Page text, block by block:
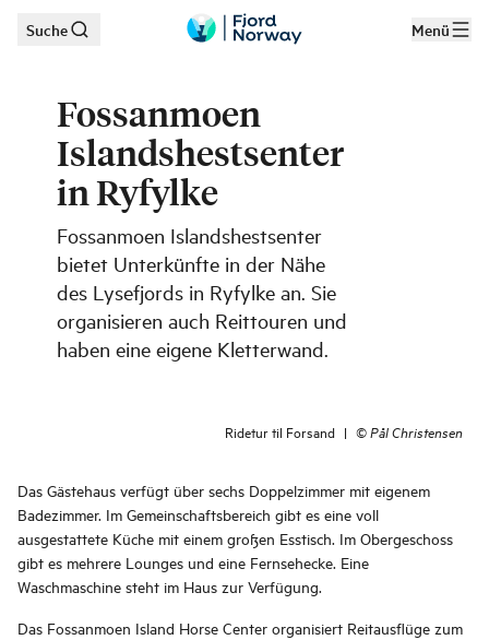
Zum Hauptinhalt
Suche Menü
Fossanmoen
Islandshestsenter
in Ryfylke
Fossanmoen Islandshestsenter
bietet Unterkünfte in der Nähe
des Lysefjords in Ryfylke an. Sie
organisieren auch Reittouren und
haben eine eigene Kletterwand.
Ridetur til Forsand | ©Pål Christensen
Das Gästehaus verfügt über sechs Doppelzimmer mit eigenem
Badezimmer. Im Gemeinschaftsbereich gibt es eine voll
ausgestattete Küche mit einem großen Esstisch. Im Obergeschoss
gibt es mehrere Lounges und eine Fernsehecke. Eine
Waschmaschine steht im Haus zur Verfügung.
Das Fossanmoen Island Horse Center organisiert Reitausflüge zum